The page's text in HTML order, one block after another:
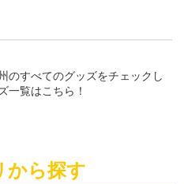
のすべてのグッズをチェックし
一覧はこちら！
から探す